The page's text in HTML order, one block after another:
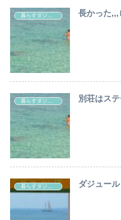
長かった
別荘はス
暮らすダジュール ダジュー